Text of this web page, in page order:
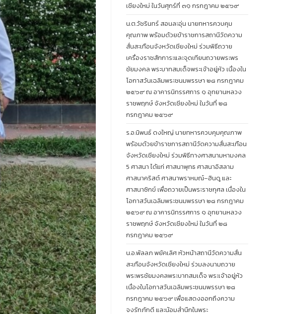
เชียงใหม่ ในวันศุกร์ที่ ๓๑ กรกฎาคม ๒๕๖๙
น.ต.วัชรินทร์ สอนละอุ่น นายทหารควบคุม
คุณภาพ พร้อมด้วยข้าราชการสถานีวัดความ
สั่นสะเทือนจังหวัดเชียงใหม่ ร่วมพิธีถวาย
เครื่องราชสักการะและจุดเทียนถวายพระพร
ชัยมงคล พระบาทสมเด็จพระเจ้าอยู่หัว เนื่องใน
โอกาสวันเฉลิมพระชนมพรรษา ๒๘ กรกฎาคม
๒๕๖๙ ณ อาคารนิทรรศการ ๑ อุทยานหลวง
ราชพฤกษ์ จังหวัดเชียงใหม่ ในวันที่ ๒๘
กรกฎาคม ๒๕๖๙
ร.อ.นิพนธ์ ดงใหญ่ นายทหารควบคุมคุณภาพ
พร้อมด้วยข้าราชการสถานีวัดความสั่นสะเทือน
จังหวัดเชียงใหม่ ร่วมพิธีทางศาสนามหามงคล
5 ศาสนา ได้แก่ ศาสนาพุทธ ศาสนาอิสลาม
ศาสนาคริสต์ ศาสนาพราหมณ์–ฮินดู และ
ศาสนาซิกข์ เพื่อถวายเป็นพระราชกุศล เนื่องใน
โอกาสวันเฉลิมพระชนมพรรษา ๒๘ กรกฎาคม
๒๕๖๙ ณ อาคารนิทรรศการ ๑ อุทยานหลวง
ราชพฤกษ์ จังหวัดเชียงใหม่ ในวันที่ ๒๘
กรกฎาคม ๒๕๖๙
น.อ.พัลลภ พยัคเลิศ หัวหน้าสถานีวัดความสั่น
สะเทือนจังหวัดเชียงใหม่ ร่วมลงนามถวาย
พระพรชัยมงคลพระบาทสมเด็จ พระเจ้าอยู่หัว
เนื่องในโอกาสวันเฉลิมพระชนมพรรษา ๒๘
กรกฎาคม ๒๕๖๙ เพื่อแสดงออกถึงความ
จงรักภักดี และน้อมสำนึกในพระ